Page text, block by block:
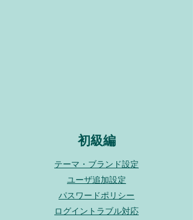
初級編
テーマ・ブランド設定
ユーザ追加設定
パスワードポリシー
ログイントラブル対応